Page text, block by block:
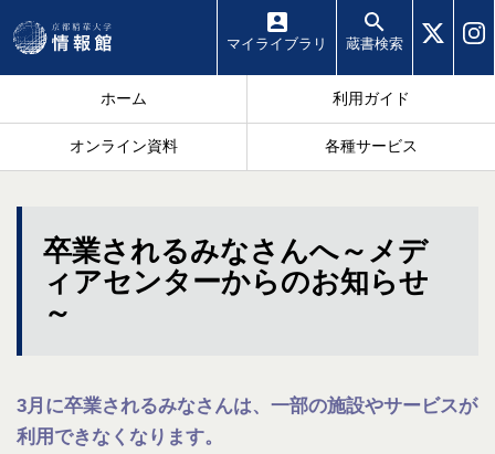
マイ ライブラリ 蔵書検索
ホーム 利用ガイド
オンライン資料 各種サービス
卒業されるみなさんへ～メデ
ィアセンターからのお知らせ
～
3月に卒業されるみなさんは、一部の施設やサービスが
利用できなくなります。